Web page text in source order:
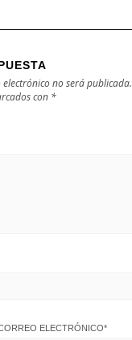
electrónico no será publicada.
con *
ELECTRÓNICO*